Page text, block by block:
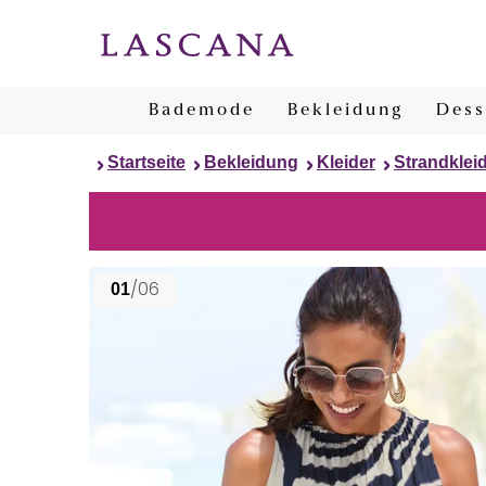
Bademode Bekleidung
Startseite Bekleidung Kleider
01/06